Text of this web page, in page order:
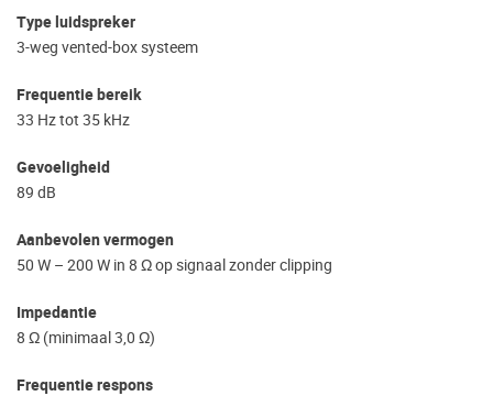
Type luidspreker
3-weg vented-box systeem
Frequentie bereik
33 Hz tot 35 kHz
Gevoeligheid
89 dB
Aanbevolen vermogen
50 W – 200 W in 8 Ω op signaal zonder clipping
Impedantie
8 Ω (minimaal 3,0 Ω)
Frequentie respons